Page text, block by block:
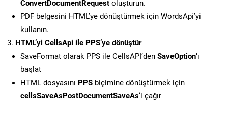
ConvertDocumentRequest oluşturun.
PDF belgesini HTML’ye dönüştürmek için WordsApi’yi
kullanın.
HTML’yi CellsApi ile PPS’ye dönüştür
SaveFormat olarak PPS ile CellsAPI’den SaveOption‘ı
başlat
HTML dosyasını PPS biçimine dönüştürmek için
cellsSaveAsPostDocumentSaveAs‘i çağır